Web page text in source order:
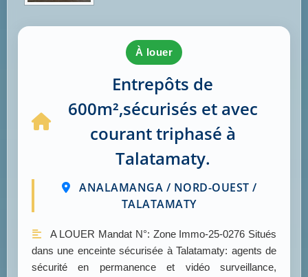
à louer
Entrepôts de
600m²,sécurisés et avec
courant triphasé à
Talatamaty.
ANALAMANGA / NORD-OUEST /
TALATAMATY
A LOUER Mandat N°: Zone Immo-25-0276 Situés
dans une enceinte sécurisée à Talatamaty: agents de
sécurité en permanence et vidéo surveillance,